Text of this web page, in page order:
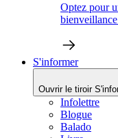
Optez pour
S'informer
Ouvrir le tiroir
Infolettre
Blogue
Balado